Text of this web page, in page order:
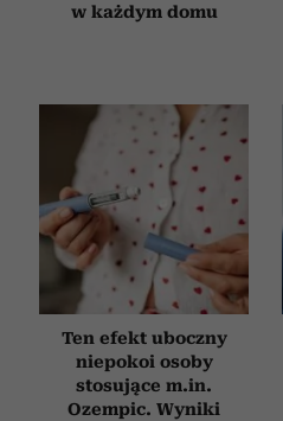
w każdym domu
Ten efekt uboczny
niepokoi osoby
stosujące m.in.
Ozempic. Wyniki